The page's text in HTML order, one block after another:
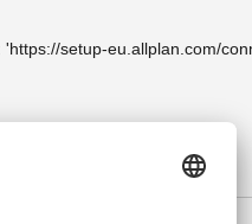
setup-eu.allplan.com/